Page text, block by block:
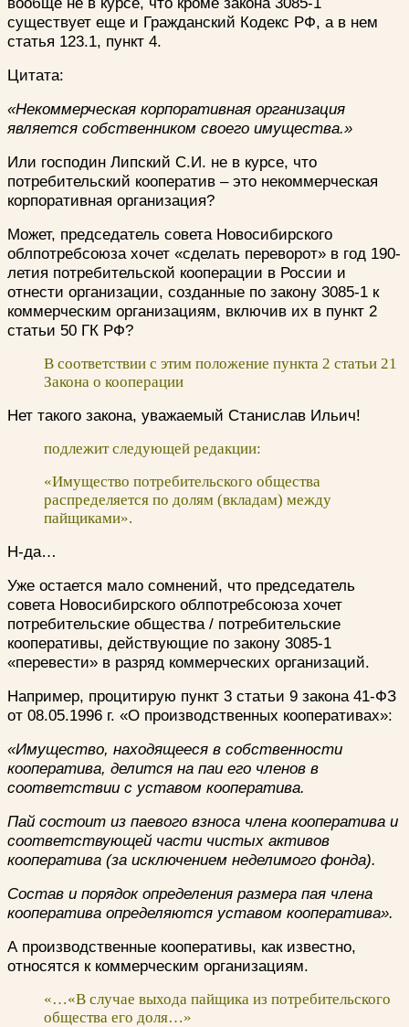
существует еще и Гражданский Кодекс РФ, а в нем
статья 123.1, пункт 4.
Цитата:
«Некоммерческая корпоративная организация
является собственником своего имущества.»
Или господин Липский С.И. не в курсе, что
потребительский кооператив – это некоммерческая
корпоративная организация?
Может, председатель совета Новосибирского
облпотребсоюза хочет «сделать переворот» в год 190-
летия потребительской кооперации в России и
отнести организации, созданные по закону 3085-1 к
коммерческим организациям, включив их в пункт 2
статьи 50 ГК РФ?
В соответствии с этим положение пункта 2 статьи 21
Закона о кооперации
Нет такого закона, уважаемый Станислав Ильич!
подлежит следующей редакции:
«Имущество потребительского общества
распределяется по долям (вкладам) между
пайщиками».
Н-да…
Уже остается мало сомнений, что председатель
совета Новосибирского облпотребсоюза хочет
потребительские общества / потребительские
кооперативы, действующие по закону 3085-1
«перевести» в разряд коммерческих организаций.
Например, процитирую пункт 3 статьи 9 закона 41-ФЗ
от 08.05.1996 г. «О производственных кооперативах»:
«Имущество, находящееся в собственности
кооператива, делится на паи его членов в
соответствии с уставом кооператива.
Пай состоит из паевого взноса члена кооператива и
соответствующей части чистых активов
кооператива (за исключением неделимого фонда).
Состав и порядок определения размера пая члена
кооператива определяются уставом кооператива».
А производственные кооперативы, как известно,
относятся к коммерческим организациям.
«…«В случае выхода пайщика из потребительского
общества его доля…»